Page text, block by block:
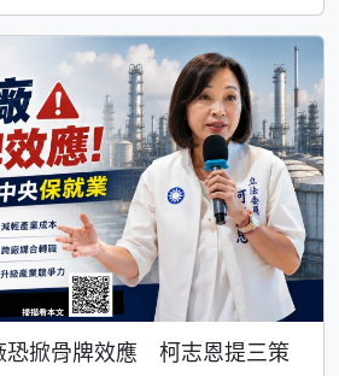
恐掀骨牌效應 柯志恩提三策